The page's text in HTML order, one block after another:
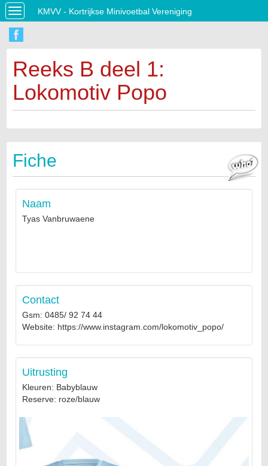
Toggle
navigation
KMVV - Kortrijkse Minivoetbal Vereniging
Reeks B deel 1:
Lokomotiv Popo
Fiche
Naam
Tyas Vanbruwaene
Contact
Gsm: 0485/ 92 74 44
Website: https://www.instagram.com/lokomotiv_popo/
Uitrusting
Kleuren: Babyblauw
Reserve: roze/blauw